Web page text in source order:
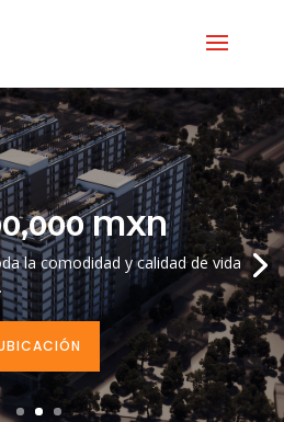
MXN
la comodidad y calidad de vida